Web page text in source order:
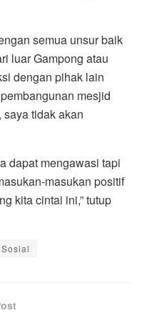
semua unsur baik
luar Gampong atau
dengan pihak lain
mesjid
tidak akan
dapat mengawasi tapi
masukan positif
kita cintai ini,” tutup
Sosial